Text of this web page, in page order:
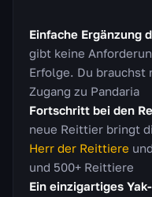
Einfache Ergänzung
gibt keine
Erfolge. Du brauchst
Zugang zu Pandaria
Fortschritt bei den
neue Reittier bringt
Herr der Reittiere
und 500+ Reittiere
Ein einzigartiges